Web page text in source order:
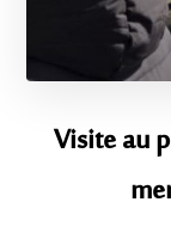
Visite au